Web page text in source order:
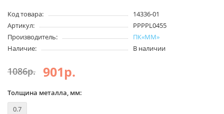
Код товара:
14336-01
Артикул:
PPPPL0455
Производитель:
ПК«ММ»
Наличие:
В наличии
1086р. 901р.
Толщина металла, мм:
0.7